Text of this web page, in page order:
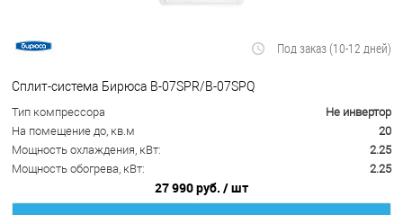
Под заказ (10-12 дней)
Сплит-система Бирюса B-07SPR/B-07SPQ
Тип компрессора
Не инвертор
На помещение до, кв.м
20
Мощность охлаждения, кВт:
2.25
Мощность обогрева, кВт:
2.25
27 990 руб. / шт